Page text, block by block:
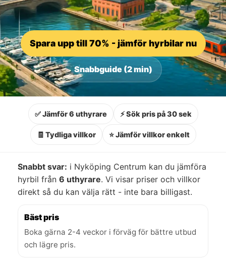
Spara upp till 70% - jämför hyrbilar nu
Snabbguide (2 min)
✅ Jämför 6 uthyrare ⚡ Sök pris på 30 sek
🧾 Tydliga villkor ⭐ Jämför villkor enkelt
Snabbt svar: i Nyköping Centrum kan du jämföra
hyrbil från 6 uthyrare. Vi visar priser och villkor
direkt så du kan välja rätt - inte bara billigast.
Bäst pris
Boka gärna 2-4 veckor i förväg för bättre utbud
och lägre pris.